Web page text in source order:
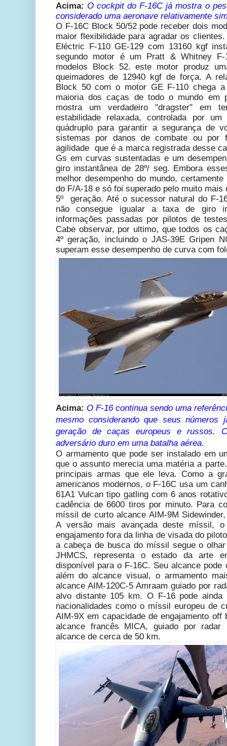
Acima: O cockpit do F-16C já mostra o
considerado uma aeronave relativamente
O F-16C Block 50/52 pode receber dois
maior flexibilidade para agradar os
Eléctric F-110 GE-129 com 13160 kgf
segundo motor é um Pratt & Whitney F-
modelos Block 52. este motor produz
queimadores de 12940 kgf de força. A
Block 50 com o motor GE F-110 chega
maioria dos caças de todo o mundo em
mostra um verdadeiro "dragster" em
estabilidade relaxada, controlada por
quádruplo para garantir a segurança de
sistemas por danos de combate ou por
agilidade que é a marca registrada desse
Gs em curvas sustentadas e um
giro instantânea de 28º/ seg. Embora
melhor desempenho do mundo,
do F/A-18 e só foi superado pelo muito
5º geração. Até o sucessor natural do F-
não consegue igualar a taxa de giro
informações passadas por pilotos de
Cabe observar, por ultimo, que todos os
4º geração, incluindo o JAS-39E Gripen
superam esse desempenho de curva com
Acima: O F-16 continua sendo uma
mesmo considerando que seusnúmeros
geração de caças europeus e russos.
adversário duro em uma batalha aérea.
O armamento que pode ser instalado em
que o assunto merecia uma matéria a
principais armas que ele leva. Como a
americanos modernos, o F-16C usa um
61A1 Vulcan tipo gatling com 6 anos
cadência de 6600 tiros por minuto. Para
míssil de curto alcance AIM-9M
A versão mais avançada deste míssil,
engajamento fora da linha de visada do
a cabeça de busca do míssil segue o
JHMCS, representa o estado da arte
disponível para o F-16C. Seu alcance
além do alcance visual, o armamento
alcance AIM-120C-5 Amraam guiado por
alvo distante 105 km. O F-16 pode ainda
nacionalidades como o míssil europeu de
AIM-9X em capacidade de engajamento
alcance francês MICA, guiado por
alcance de cerca de 50 km.